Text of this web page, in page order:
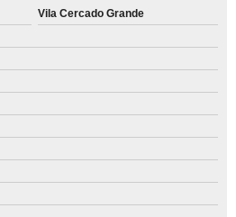
Vila Cercado Grande